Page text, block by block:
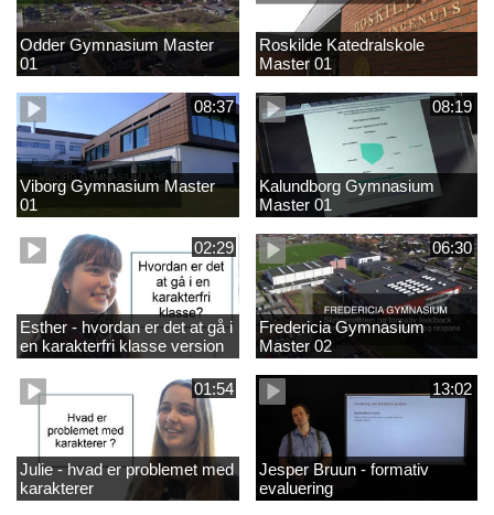
Odder Gymnasium Master
01
Roskilde Katedralskole
Master 01
08:37
Viborg Gymnasium Master
01
08:19
Kalundborg Gymnasium
Master 01
02:29
Esther - hvordan er det at gå i
en karakterfri klasse version
4
06:30
Fredericia Gymnasium
Master 02
01:54
Julie - hvad er problemet med
karakterer
13:02
Jesper Bruun - formativ
evaluering